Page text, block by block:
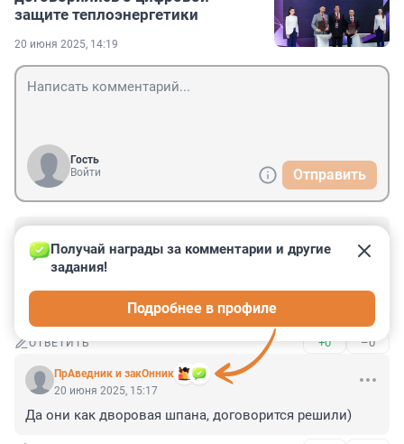
защите теплоэнергетики
20 июня 2025, 14:19
Гость
Войти
Отправить
7 июля 2025, 14:10
репутация у Ростелекома, скажем, непростая,
качество услуг желает лучшего..Что получится у
такого тандема скоро увидим...
ОТВЕТИТЬ +0 –0
ПрАведник и закОнник
Получай награды за комментарии и другие
задания!
Подробнее в профиле
20 июня 2025, 15:17
Да они как дворовая шпана, договорится решили)